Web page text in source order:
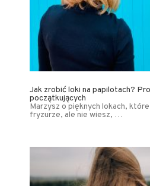
Jak zrobić loki na papilotach?
początkujących
Marzysz o pięknych lokach,
fryzurze, ale nie wiesz, …